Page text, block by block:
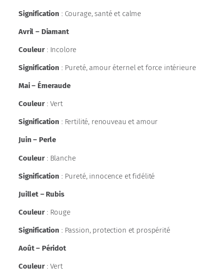
Signification : Courage, santé et calme
Avril – Diamant
Couleur: Incolore
Signification : Pureté, amour éternel et force intérieure
Mai – Émeraude
Couleur: Vert
Signification : Fertilité, renouveau et amour
Juin – Perle
Couleur: Blanche
Signification : Pureté, innocence et fidélité
Juillet – Rubis
Couleur: Rouge
Signification : Passion, protection et prospérité
Août – Péridot
Couleur: Vert